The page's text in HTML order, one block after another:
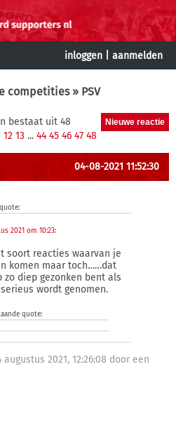
inloggen aanmelden
competities» PSV
bestaat uit 48
12 13 ... 44 45 46 47 48
04-08-2021 11:52:30
2021 om 10:23:
soort reacties waarvan je
komen maar toch……dat
diep gezonken bent als
wordt genomen.
quote:
2021, 12:26:08 door een